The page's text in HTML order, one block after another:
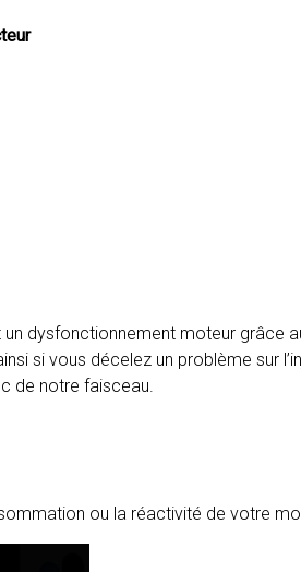
dysfonctionnement moteur grâce
si vous décelez un problème sur
de notre faisceau.
ou la réactivité de votre